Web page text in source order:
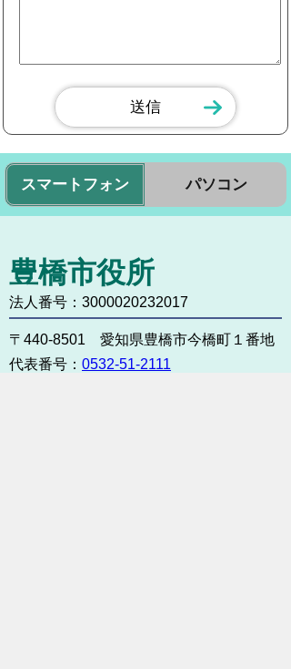
スマートフォン パソコン
豊橋市役所
法人番号：3000020232017
〒440-8501 愛知県豊橋市今橋町１番地
代表番号： 0532-51-2111